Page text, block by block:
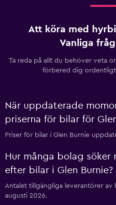
Att köra med
Vanliga
Ta reda på allt du behöver veta
förbered dig ordentligt
När uppdaterade
priserna för bilar för
Priser för bilar i Glen Burnie
Hur många bolag söker
efter bilar i Glen Burnie?
Antalet tillgängliga leverantörer av
augusti 2026.